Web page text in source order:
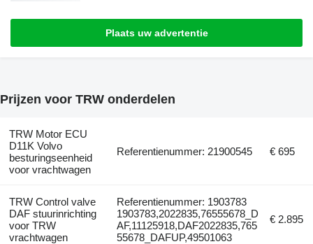
Plaats uw advertentie
Prijzen voor TRW onderdelen
TRW Motor ECU
D11K Volvo
besturingseenheid
voor vrachtwagen
Referentienummer: 21900545 € 695
TRW Control valve
DAF stuurinrichting
voor TRW
vrachtwagen
Referentienummer: 1903783
1903783,2022835,76555678_D
AF,11125918,DAF2022835,765
55678_DAFUP,49501063
€ 2.895